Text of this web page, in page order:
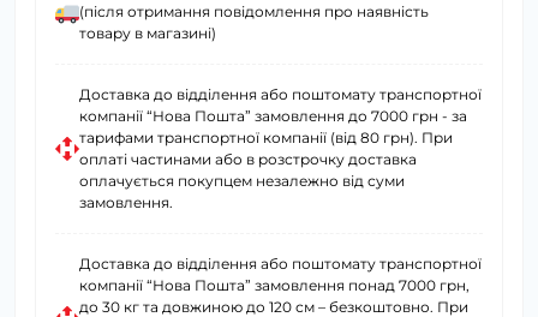
(після отримання повідомлення про наявність
товару в магазині)
Доставка до відділення або поштомату транспортної
компанії “Нова Пошта” замовлення до 7000 грн - за
тарифами транспортної компанії (від 80 грн). При
оплаті частинами або в розстрочку доставка
оплачується покупцем незалежно від суми
замовлення.
Доставка до відділення або поштомату транспортної
компанії “Нова Пошта” замовлення понад 7000 грн,
до 30 кг та довжиною до 120 см – безкоштовно. При